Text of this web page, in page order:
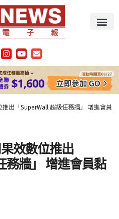
推出「SuperWall 超級任務牆」 增進會員
效數位推出
務牆」 增進會員黏